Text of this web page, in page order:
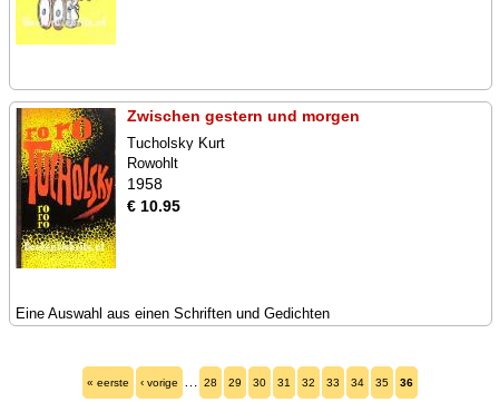
Zwischen gestern und morgen
Tucholsky Kurt
Rowohlt
1958
€ 10.95
Eine Auswahl aus einen Schriften und Gedichten
« eerste ‹ vorige … 28 29 30 31 32 33 34 35 36